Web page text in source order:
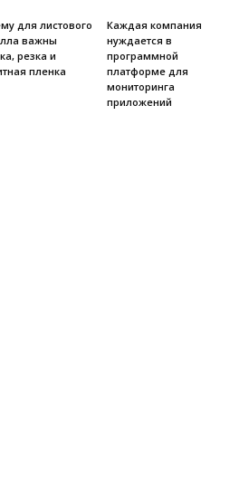
для листового
важны
резка и
пленка
Каждая компания
нуждается в
программной
платформе для
мониторинга
приложений